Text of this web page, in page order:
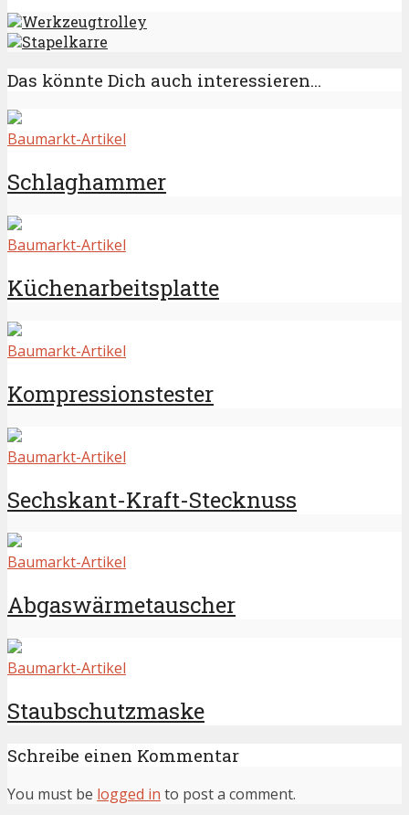
Werkzeugtrolley
Stapelkarre
Das könnte Dich auch interessieren...
Baumarkt-Artikel
Schlaghammer
Baumarkt-Artikel
Küchenarbeitsplatte
Baumarkt-Artikel
Kompressionstester
Baumarkt-Artikel
Sechskant-Kraft-Stecknuss
Baumarkt-Artikel
Abgaswärmetauscher
Baumarkt-Artikel
Staubschutzmaske
Schreibe einen Kommentar
You must be logged in to post a comment.